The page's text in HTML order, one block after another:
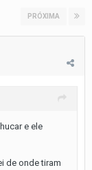
PRÓXIMA
e ele
de onde tiram